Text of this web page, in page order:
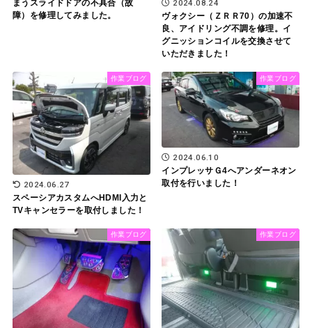
まうスライドドアの不具合（故
障）を修理してみました。
2024.08.24
ヴォクシー（ＺＲＲ70）の加速不
良、アイドリング不調を修理。イ
グニッションコイルを交換させて
いただきました！
作業ブログ
2024.06.27
スペーシアカスタムへHDMI入力と
TVキャンセラーを取付しました！
作業ブログ
2024.06.10
インプレッサＧ4へアンダーネオン
取付を行いました！
作業ブログ 作業ブログ